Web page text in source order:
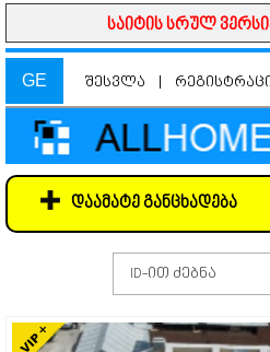
საიტის სრულ
GE შესვლა
დაამატე განცხადება